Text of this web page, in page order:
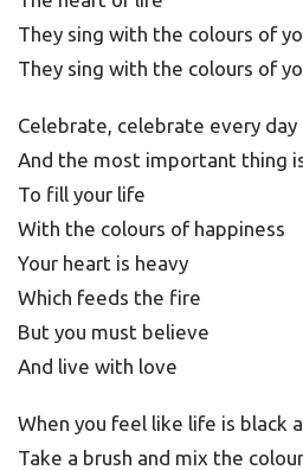
They sing with the colours of
They sing with the colours of
Celebrate, celebrate every day
And the most important thing
To fill your life
With the colours of happiness
Your heart is heavy
Which feeds the fire
But you must believe
And live with love
When you feel like life is black
Take a brush and mix the